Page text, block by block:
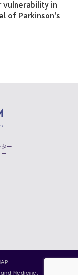
vulnerability in
of Parkinson's
ター
ー
Medicine,